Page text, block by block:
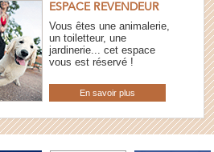
ESPACE REVENDEUR
Vous êtes une animalerie,
un toiletteur, une
jardinerie... cet espace
vous est réservé !
En savoir plus